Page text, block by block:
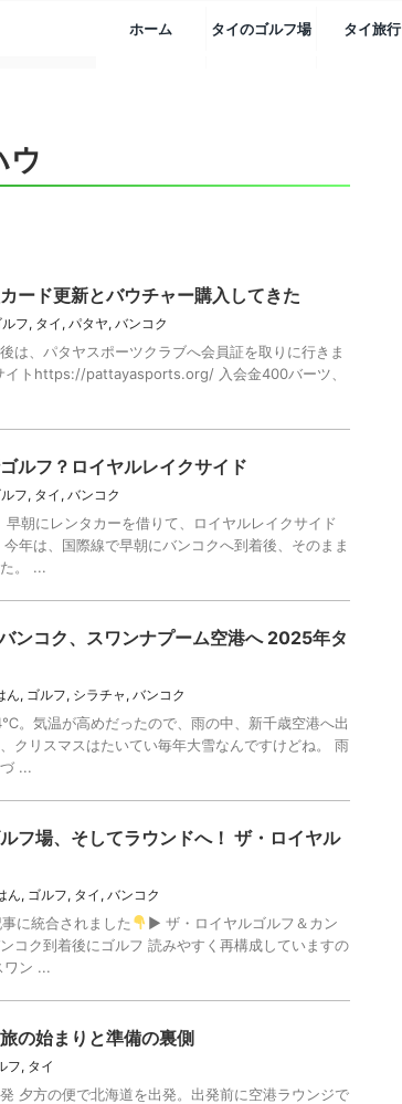
ホーム タイのゴルフ場 タイ旅行
ウ
ード更新とバウチャー購入してきた
ルフ, タイ , パタヤ, バンコク
は、パタヤスポーツクラブへ会員証を取りに行きま
イトhttps://pattayasports.org/ 入会金400バーツ、
ルフ？ロイヤルレイクサイド
フ, タイ , バンコク
朝にレンタカーを借りて、ロイヤルレイクサイド
年は、国際線で早朝にバンコクへ到着後、そのまま
。 ...
ンコク、スワンナプーム空港へ 2025年タ
ん, ゴルフ, シラチャ , バンコク
。気温が高めだったので、雨の中、新千歳空港へ出
クリスマスはたいてい毎年大雪なんですけどね。 雨
...
フ場、そしてラウンドへ！ ザ・ロイヤル
ん, ゴルフ, タイ , バンコク
に統合されました
▶ ザ・ロイヤルゴルフ＆カン
コク到着後にゴルフ 読みやすく再構成していますの
ワン ...
の始まりと準備の裏側
フ, タイ
夕方の便で北海道を出発。出発前に空港ラウンジで